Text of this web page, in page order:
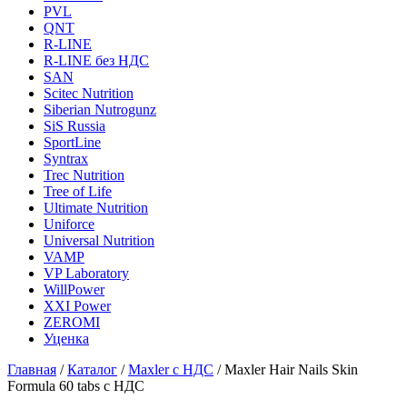
PVL
QNT
R-LINE
R-LINE без НДС
SAN
Scitec Nutrition
Siberian Nutrogunz
SiS Russia
SportLine
Syntrax
Trec Nutrition
Tree of Life
Ultimate Nutrition
Uniforce
Universal Nutrition
VAMP
VP Laboratory
WillPower
XXI Power
ZEROMI
Уценка
Главная /Каталог /Maxler с НДС /Maxler Hair Nails Skin
Formula 60 tabs с НДС